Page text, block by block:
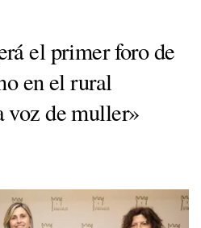
el primer foro de
en el rural
voz de muller»